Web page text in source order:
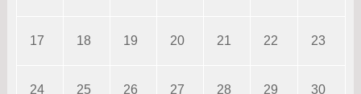
17 18 19 20 21 22 23
24 25 26 27 28 29 30